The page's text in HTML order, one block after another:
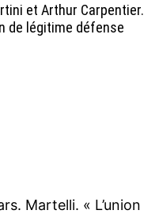
et Arthur Carpentier.
de légitime défense
Martelli. « L’union